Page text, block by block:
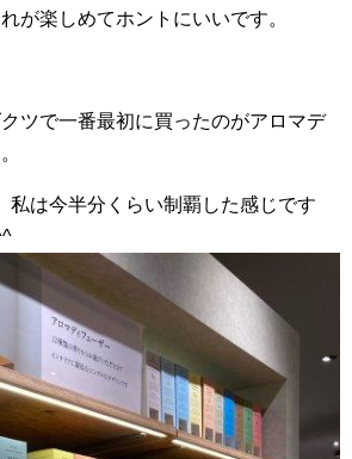
が楽しめてホントにいいです。
ツで一番最初に買ったのがアロマデ
私は今半分くらい制覇した感じです